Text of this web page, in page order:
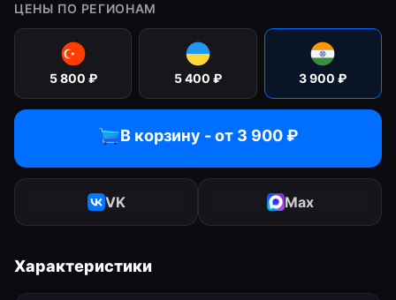
ЦЕНЫ ПО РЕГИОНАМ
5 800 ₽ 5 400 ₽ 3 900 ₽
В корзину - от 3 900₽
VK Max
Характеристики